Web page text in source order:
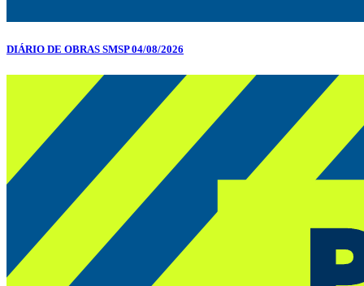
DIÁRIO DE OBRAS SMSP 04/08/2026